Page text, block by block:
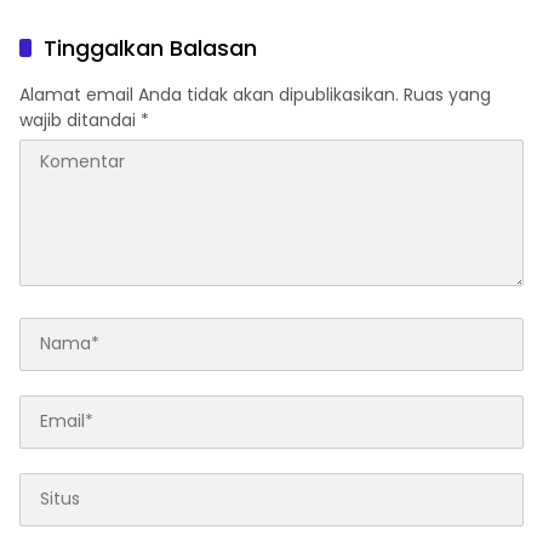
Tinggalkan Balasan
Alamat email Anda tidak akan dipublikasikan. Ruas yang
wajib ditandai *